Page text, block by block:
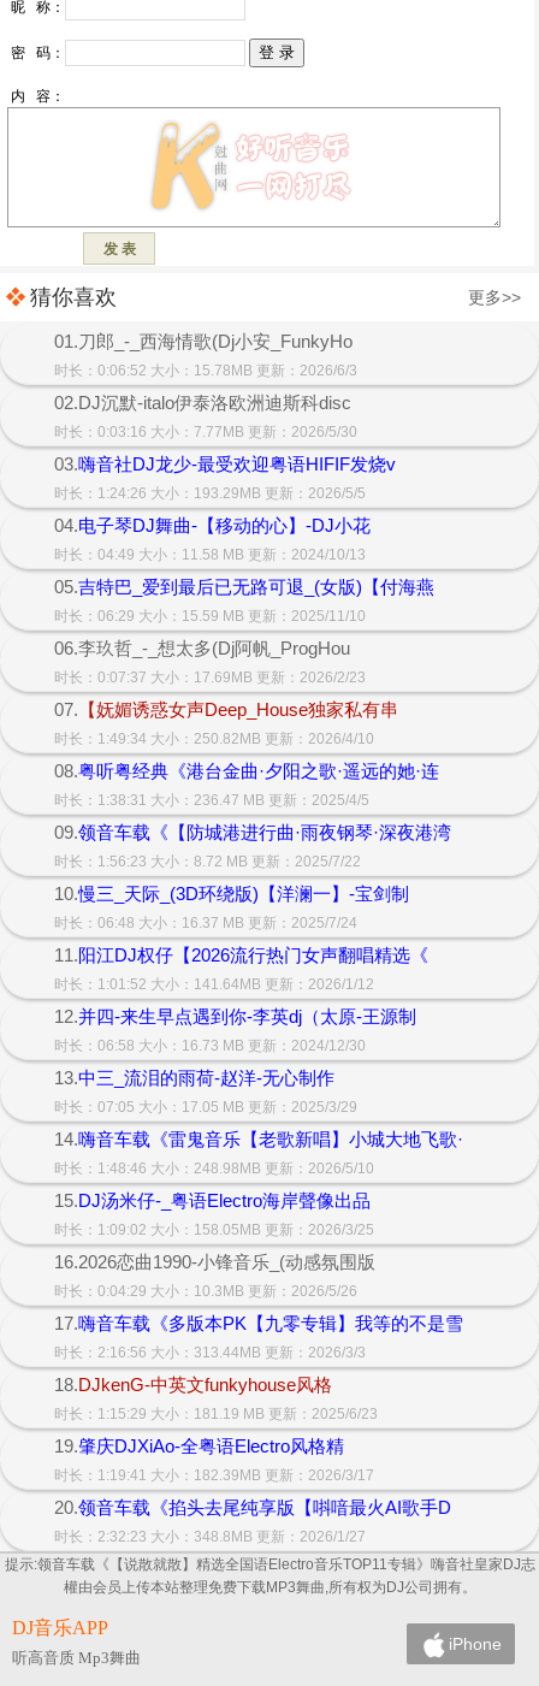
猜你喜欢 更多>>
01.刀郎_-_西海情歌(Dj小安_FunkyHo
时长：0:06:52 大小：15.78MB 更新：2026/6/3
02.DJ沉默-italo伊泰洛欧洲迪斯科disc
时长：0:03:16 大小：7.77MB 更新：2026/5/30
03.嗨音社DJ龙少-最受欢迎粤语HIFIF发烧v
时长：1:24:26 大小：193.29MB 更新：2026/5/5
04.电子琴DJ舞曲-【移动的心】-DJ小花
时长：04:49 大小：11.58 MB 更新：2024/10/13
05.吉特巴_爱到最后已无路可退_(女版)【付海燕
时长：06:29 大小：15.59 MB 更新：2025/11/10
06.李玖哲_-_想太多(Dj阿帆_ProgHou
时长：0:07:37 大小：17.69MB 更新：2026/2/23
07. 【妩媚诱惑女声Deep_House独家私有串
时长：1:49:34 大小：250.82MB 更新：2026/4/10
08.粤听粤经典《港台金曲·夕阳之歌·遥远的她·连
时长：1:38:31 大小：236.47 MB 更新：2025/4/5
09.领音车载《【防城港进行曲·雨夜钢琴·深夜港湾
时长：1:56:23 大小：8.72 MB 更新：2025/7/22
10.慢三_天际_(3D环绕版)【洋澜一】-宝剑制
时长：06:48 大小：16.37 MB 更新：2025/7/24
11.阳江DJ权仔【2026流行热门女声翻唱精选《
时长：1:01:52 大小：141.64MB 更新：2026/1/12
12.并四-来生早点遇到你-李英dj（太原-王源制
时长：06:58 大小：16.73 MB 更新：2024/12/30
13.中三_流泪的雨荷-赵洋-无心制作
时长：07:05 大小：17.05 MB 更新：2025/3/29
14.嗨音车载《雷鬼音乐【老歌新唱】小城大地飞歌·
时长：1:48:46 大小：248.98MB 更新：2026/5/10
15.DJ汤米仔-_粤语Electro海岸聲像出品
时长：1:09:02 大小：158.05MB 更新：2026/3/25
16.2026恋曲1990-小锋音乐_(动感氛围版
时长：0:04:29 大小：10.3MB 更新：2026/5/26
17.嗨音车载《多版本PK【九零专辑】我等的不是雪
时长：2:16:56 大小：313.44MB 更新：2026/3/3
18.DJkenG-中英文funkyhouse风格
时长：1:15:29 大小：181.19 MB 更新：2025/6/23
19.肇庆DJXiAo-全粤语Electro风格精
时长：1:19:41 大小：182.39MB 更新：2026/3/17
20.领音车载《掐头去尾纯享版【唞喑最火AI歌手D
时长：2:32:23 大小：348.8MB 更新：2026/1/27
提示:领音车载《【说散就散】精选全国语Electro音乐TOP11专辑》嗨音社皇家DJ志
權由会员上传本站整理免费下载MP3舞曲,所有权为DJ公司拥有。
DJ音乐APP
听高音质 Mp3舞曲
iPhone